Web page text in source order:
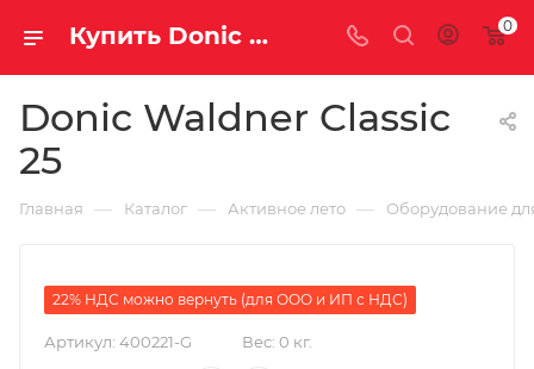
Купить Donic Waldner Classic 25 за рублей, а со скидкой 179 990 руб. 0
Donic Waldner Classic
25
Главная — Каталог — Активное лето — Оборудование
22% НДС можно вернуть (для ООО и ИП с НДС)
Артикул: 400221-G Вес: 0 кг.